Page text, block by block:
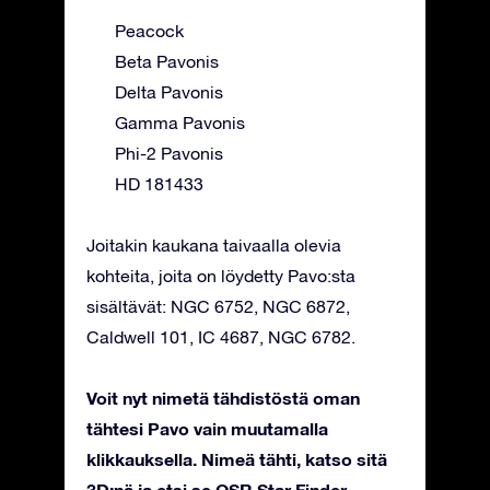
Peacock
Beta Pavonis
Delta Pavonis
Gamma Pavonis
Phi-2 Pavonis
HD 181433
Joitakin kaukana taivaalla olevia
kohteita, joita on löydetty Pavo:sta
sisältävät: NGC 6752, NGC 6872,
Caldwell 101, IC 4687, NGC 6782.
Voit nyt nimetä tähdistöstä oman
tähtesi Pavo vain muutamalla
klikkauksella. Nimeä tähti, katso sitä